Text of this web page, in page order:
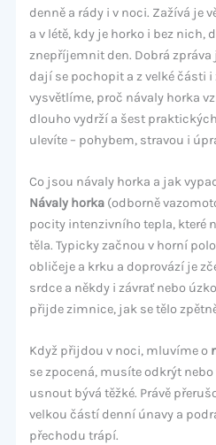
denně a rády i v noci. Zažívá je
a v létě, kdy je horko i bez nich,
znepříjemnit den. Dobrá zpráva
dají se pochopit a z velké části
vysvětlíme, proč návaly horka
dlouho vydrží a šest
ulevíte – pohybem, stravou i
Co jsou návaly horka a jak
Návaly horka(odborně
pocity intenzivního tepla, které
těla. Typicky začnou v horní
obličeje a krku a doprovází je
srdce a někdy i závrať nebo
přijde zimnice, jak se tělo
Když přijdou v noci, mluvíme o
se zpocená, musíte odkrýt
usnout bývá těžké. Právě
velkou částí denní únavy a
přechodu trápí.